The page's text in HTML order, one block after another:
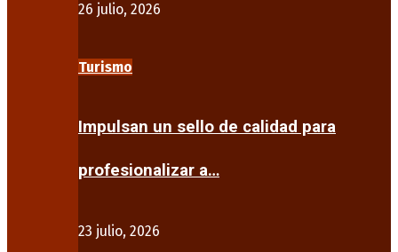
26 julio, 2026
Turismo
Impulsan un sello de calidad para
profesionalizar a…
23 julio, 2026